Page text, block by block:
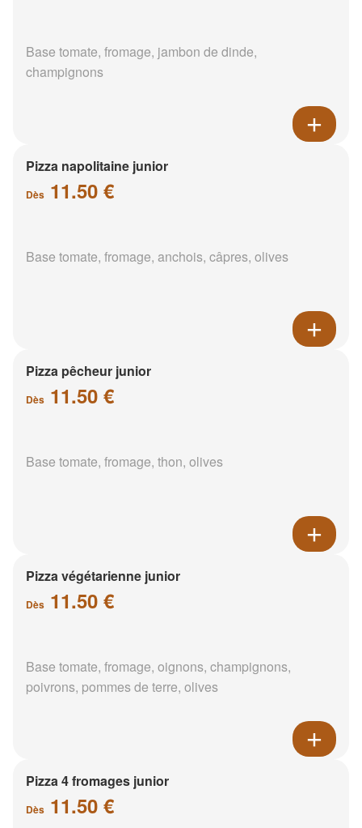
Base tomate, fromage, jambon de dinde,
champignons
Pizza napolitaine junior
Dès 11.50 €
Base tomate, fromage, anchois, câpres, olives
Pizza pêcheur junior
Dès 11.50 €
Base tomate, fromage, thon, olives
Pizza végétarienne junior
Dès 11.50 €
Base tomate, fromage, oignons, champignons,
poivrons, pommes de terre, olives
Pizza 4 fromages junior
Dès 11.50 €